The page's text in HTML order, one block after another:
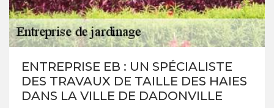
ENTREPRISE EB : UN SPÉCIALISTE
DES TRAVAUX DE TAILLE DES HAIES
DANS LA VILLE DE DADONVILLE